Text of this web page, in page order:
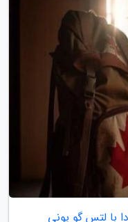
با لتس گو یونی